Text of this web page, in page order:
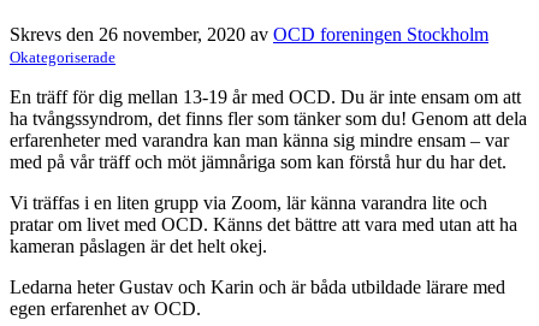
Skrevs den 26 november, 2020 av OCD foreningen Stockholm
Okategoriserade
En träff för dig mellan 13-19 år med OCD. Du är inte ensam om att
ha tvångssyndrom, det finns fler som tänker som du! Genom att dela
erfarenheter med varandra kan man känna sig mindre ensam – var
med på vår träff och möt jämnåriga som kan förstå hur du har det.
Vi träffas i en liten grupp via Zoom, lär känna varandra lite och
pratar om livet med OCD. Känns det bättre att vara med utan att ha
kameran påslagen är det helt okej.
Ledarna heter Gustav och Karin och är båda utbildade lärare med
egen erfarenhet av OCD.